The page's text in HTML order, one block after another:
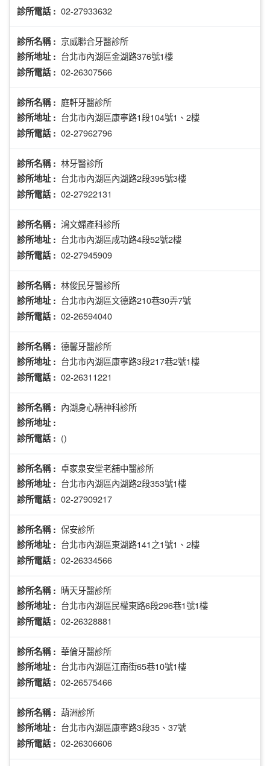
診所電話 : 02-27933632
診所名稱 : 京威聯合牙醫診所
診所地址 : 台北市內湖區金湖路376號1樓
診所電話 : 02-26307566
診所名稱 : 庭軒牙醫診所
診所地址 : 台北市內湖區康寧路1段104號1、2樓
診所電話 : 02-27962796
診所名稱 : 林牙醫診所
診所地址 : 台北市內湖區內湖路2段395號3樓
診所電話 : 02-27922131
診所名稱 : 鴻文婦產科診所
診所地址 : 台北市內湖區成功路4段52號2樓
診所電話 : 02-27945909
診所名稱 : 林俊民牙醫診所
診所地址 : 台北市內湖區文德路210巷30弄7號
診所電話 : 02-26594040
診所名稱 : 德馨牙醫診所
診所地址 : 台北市內湖區康寧路3段217巷2號1樓
診所電話 : 02-26311221
診所名稱 : 內湖身心精神科診所
診所地址 :
診所電話 : ()
診所名稱 : 卓家泉安堂老舖中醫診所
診所地址 : 台北市內湖區內湖路2段353號1樓
診所電話 : 02-27909217
診所名稱 : 保安診所
診所地址 : 台北市內湖區東湖路141之1號1、2樓
診所電話 : 02-26334566
診所名稱 : 晴天牙醫診所
診所地址 : 台北市內湖區民權東路6段296巷1號1樓
診所電話 : 02-26328881
診所名稱 : 華倫牙醫診所
診所地址 : 台北市內湖區江南街65巷10號1樓
診所電話 : 02-26575466
診所名稱 : 葫洲診所
診所地址 : 台北市內湖區康寧路3段35、37號
診所電話 : 02-26306606